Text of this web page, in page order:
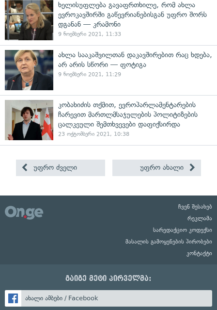
ხელისუფლება გავაფრთხილე, რომ ახლა
ევროკავშირში გაწევრიანებისგან უფრო შორს
დგანან — კრამონი
9 ნოემბერი 2021, 11:33
ახლა სააკაშვილთან დაკავშირებით რაც ხდება,
არ არის სწორი — ფოტიგა
9 ნოემბერი 2021, 11:29
კობახიძის თქმით, ევროპარლამენტარების
ჩარევით მართლმსაჯულების პოლიტიზების
ცალკეული შემთხვევები დაფიქსირდა
23 ოქტომბერი 2021, 10:38
უფრო ძველი უფრო ახალი
ჩვენ შესახებ
რეკლამა
სარედაქციო კოდექსი
მასალის გამოყენების პირობები
კონტაქტი
გაიგე მეტი პირველმა:
ახალი ამბები / Facebook